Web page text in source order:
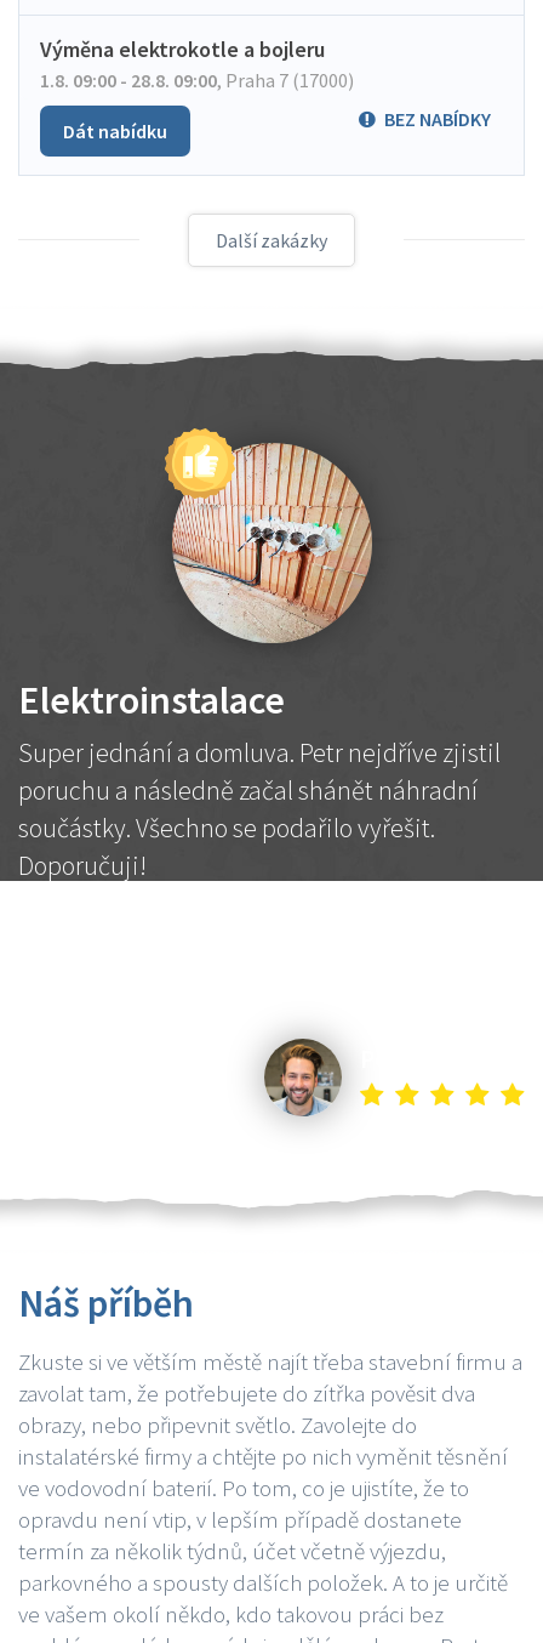
Výměna elektrokotle a bojleru
1.8. 09:00 - 28.8. 09:00, Praha 7 (17000)
BEZ NABÍDKY
Dát nabídku
Další zakázky
Elektroinstalace
Super jednání a domluva. Petr nejdříve zjistil
poruchu a následně začal shánět náhradní
součástky. Všechno se podařilo vyřešit.
Doporučuji!
Náš příběh
Zkuste si ve větším městě najít třeba stavební firmu a
zavolat tam, že potřebujete do zítřka pověsit dva
obrazy, nebo připevnit světlo. Zavolejte do
instalatérské firmy a chtějte po nich vyměnit těsnění
ve vodovodní baterií. Po tom, co je ujistíte, že to
opravdu není vtip, v lepším případě dostanete
termín za několik týdnů, účet včetně výjezdu,
parkovného a spousty dalších položek. A to je určitě
ve vašem okolí někdo, kdo takovou práci bez